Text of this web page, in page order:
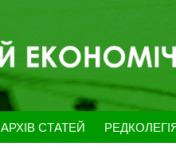
АРХІВ СТАТЕЙ